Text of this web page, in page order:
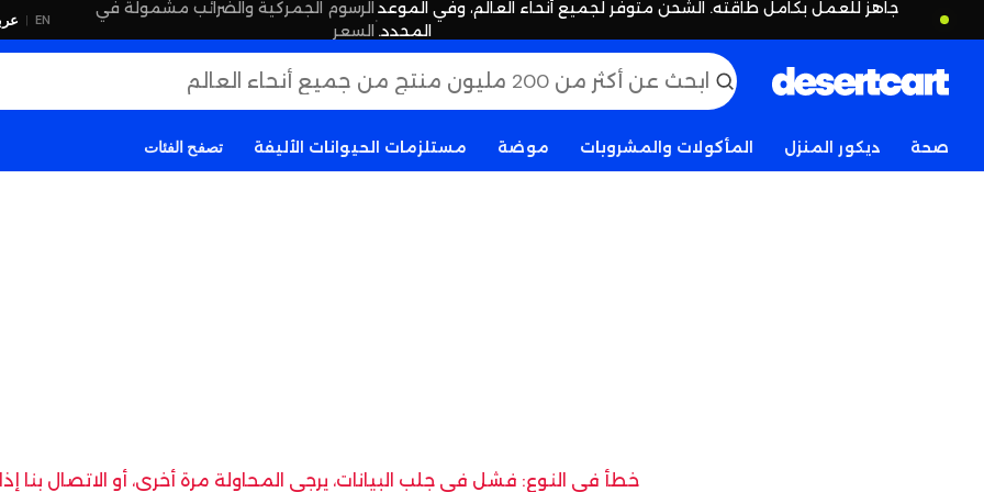
جاهز للعمل بكامل طاقته. الشحن متوفر لجميع أنحاء العالم، وفي الموعد
المحدد.
·
الرسوم الجمركية والضرائب مشمولة في
السعر
EN
|
صحة ديكور المنزل المأكولات والمشروبات موضة مستلزمات الحيوانات الأليفة تصفح الفئات
خطأ في النوع: فشل في جلب البيانات، يرجى المحاولة مرة أخرى، أو الاتصال بنا